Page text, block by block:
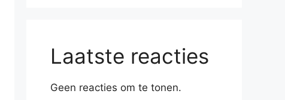
Laatste reacties
Geen reacties om te tonen.